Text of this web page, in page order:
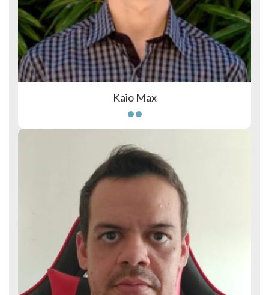
Kaio Max